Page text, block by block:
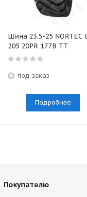
Шина 23.5-25 NORTEC
205 20PR 177В TT
под заказ
Подробнее
Покупателю